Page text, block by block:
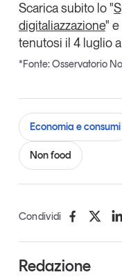
Chi siamo
Contatti
La nostra newsletter
Iscriviti
Scarica subito lo "
digitaliazzazione" e
tenutosi il 4 luglio
*Fonte: Osservatorio
Economia e consumi
Non food
Condividi
Redazione